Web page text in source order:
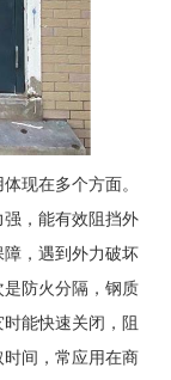
现在多个方面。
，能有效阻挡外
，遇到外力破坏
防火分隔，钢质
能快速关闭，阻
间，常应用在商